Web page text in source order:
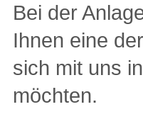
Bei der
Ihnen eine
sich mit uns
möchten.